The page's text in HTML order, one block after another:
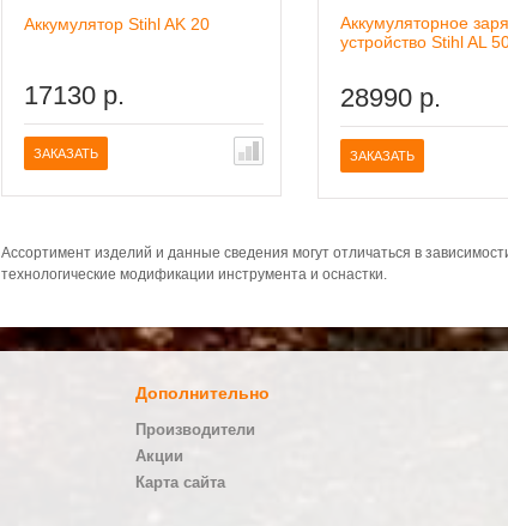
Аккумулятор Stihl AK 20
17130 р.
ЗАКАЗАТЬ
Аккумуляторное
устройство Stihl AL
28990 р.
ЗАКАЗАТЬ
Ассортимент изделий и данные сведения могут отличаться в
технологические модификации инструмента и оснастки.
Дополнительно
Производители
Акции
Карта сайта